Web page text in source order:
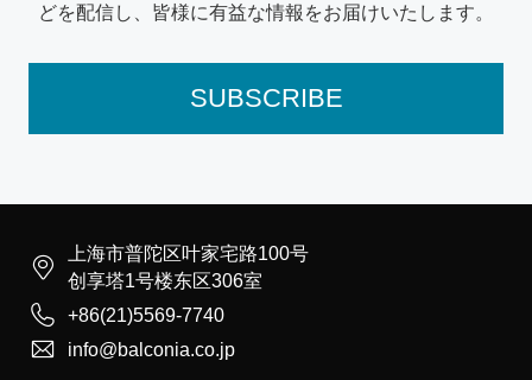
どを配信し、皆様に有益な情報をお届けいたします。
SUBSCRIBE

上海市普陀区叶家宅路100号
创享塔1号楼东区306室
 +86(21)5569-7740
 info@balconia.co.jp